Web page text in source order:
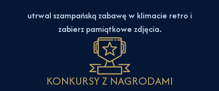
utrwal szampańską zabawę w klimacie retro i
zabierz pamiątkowe zdjęcia.
KONKURSY Z NAGRODAMI